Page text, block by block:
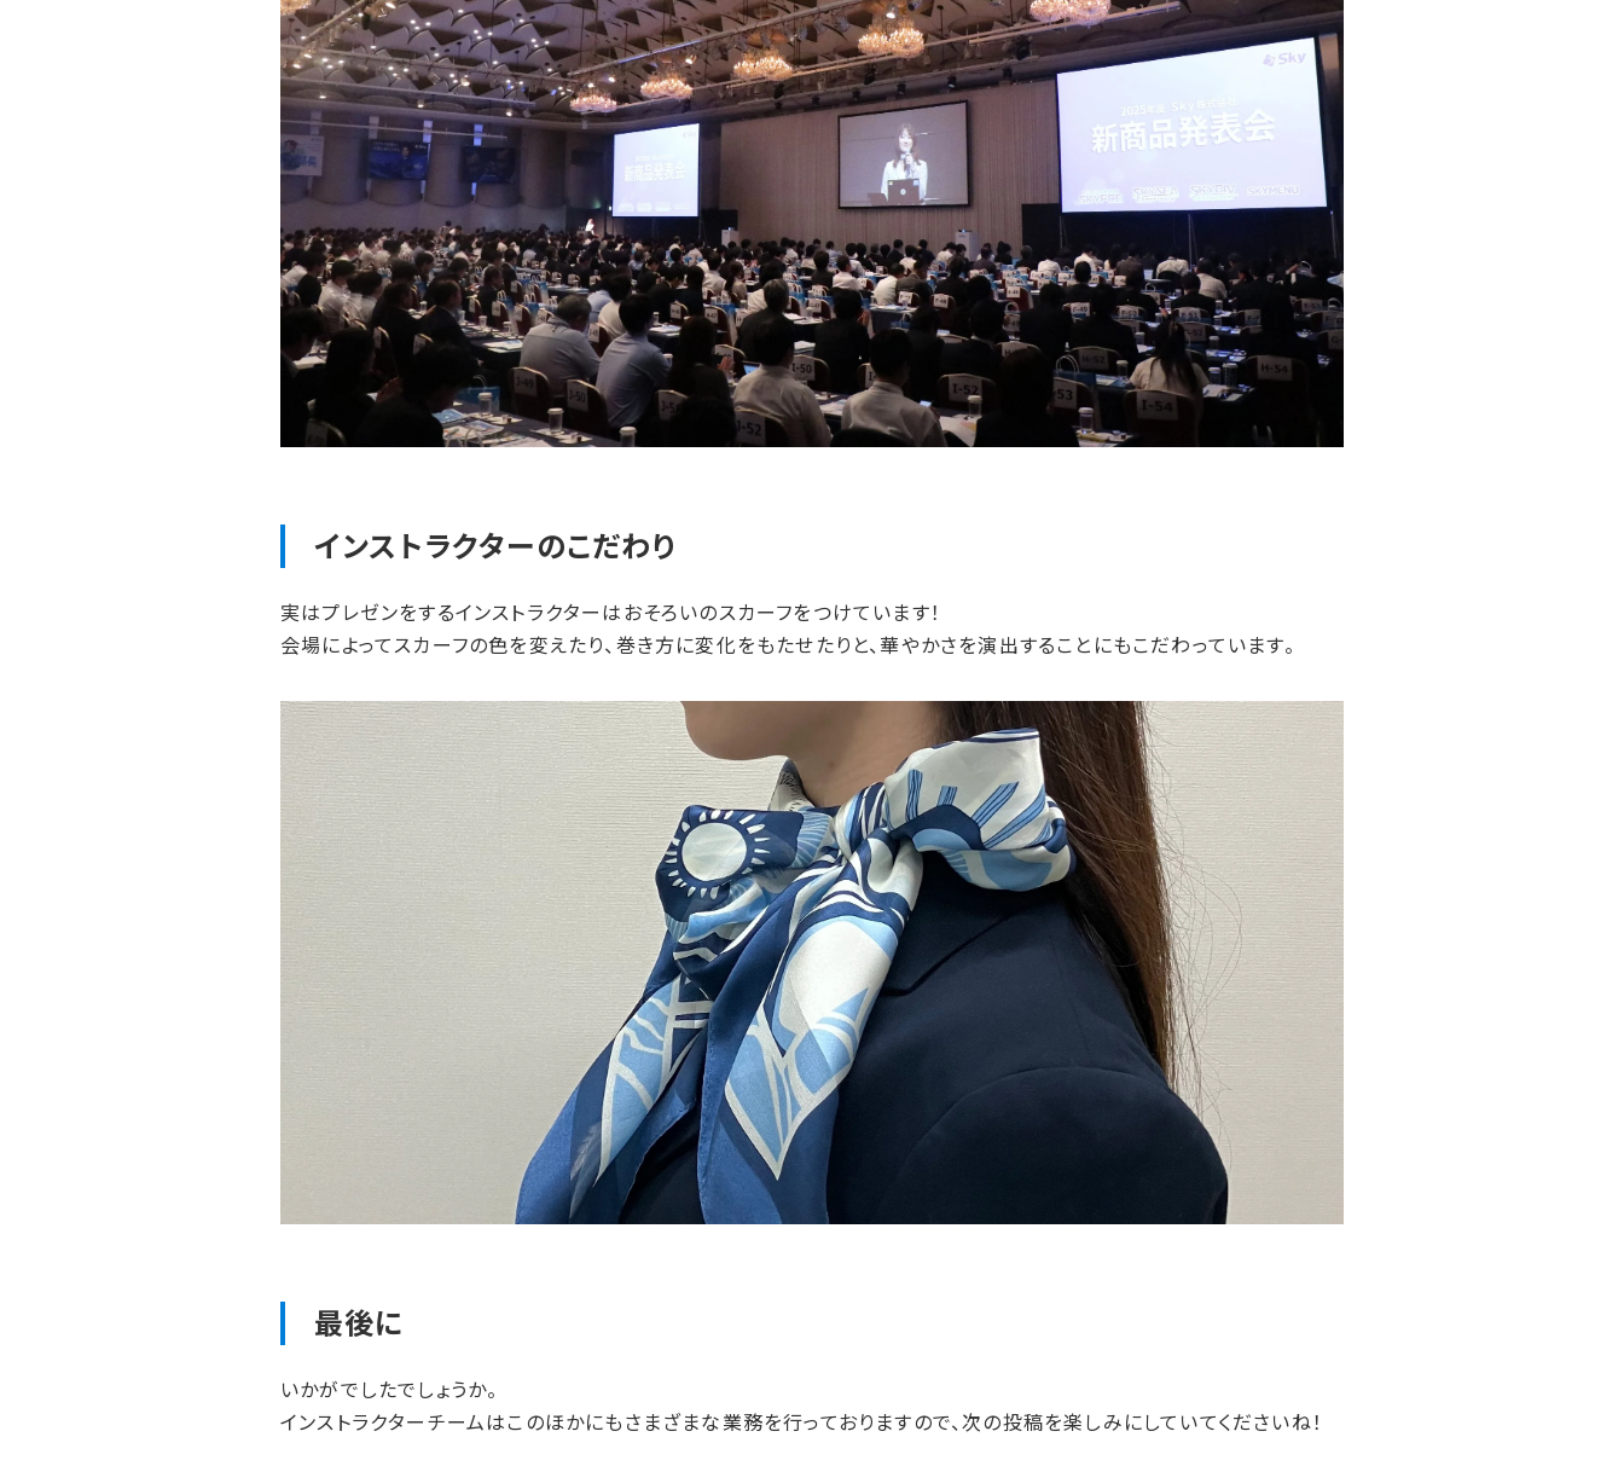
インストラクターの​こだわり
実はプレゼンをするインストラクターはおそろいのスカーフをつけています！
会場によってスカーフの色を変えたり、巻き方に変化をもたせたりと、華やかさを演出することにもこだわっています。
最後に
いかがでしたでしょうか。
インストラクターチームはこのほかにもさまざまな業務を行っておりますので、次の投稿を楽しみにしていてくださいね！